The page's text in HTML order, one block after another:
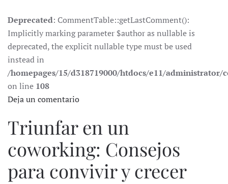
Deprecated: CommentTable::getLastComment():
Implicitly marking parameter $author as nullable is
deprecated, the explicit nullable type must be used
instead in
/homepages/15/d318719000/htdocs/e11/
on line 108
Deja un comentario
Triunfar en un
coworking: Consejos
para convivir y crecer